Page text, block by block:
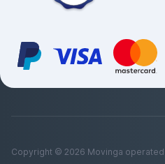
Copyright © 2026 Movinga